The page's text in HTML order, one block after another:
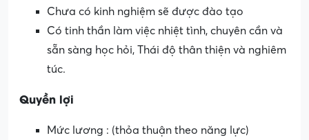
Chưa có kinh nghiệm sẽ được đào tạo
Có tinh thần làm việc nhiệt tình, chuyên cần và
sẵn sàng học hỏi, Thái độ thân thiện và nghiêm
túc.
Quyền lợi
Mức lương : (thỏa thuận theo năng lực)